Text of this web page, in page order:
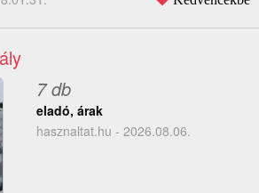
7 db
eladó, árak
hasznaltat.hu - 2026.08.06.